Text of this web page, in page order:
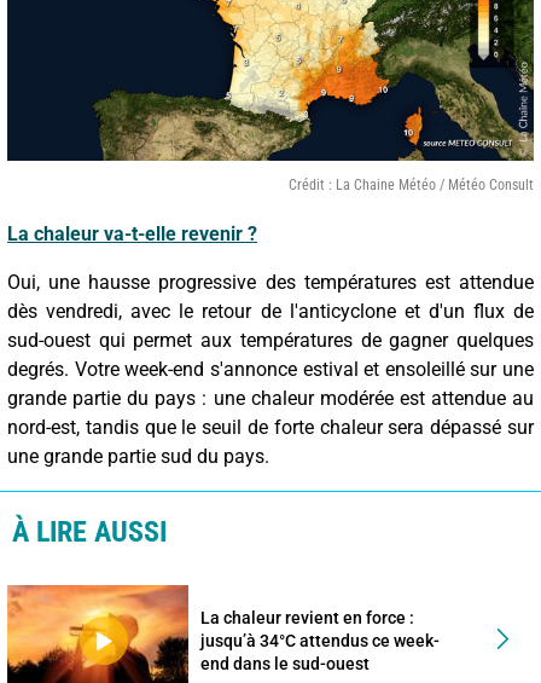
Crédit : La Chaine Météo / Météo Consult
La chaleur va-t-elle revenir ?
Oui, une hausse progressive des températures est attendue
dès vendredi, avec le retour de l'anticyclone et d'un flux de
sud-ouest qui permet aux températures de gagner quelques
degrés. Votre week-end s'annonce estival et ensoleillé sur une
grande partie du pays : une chaleur modérée est attendue au
nord-est, tandis que le seuil de forte chaleur sera dépassé sur
une grande partie sud du pays.
À LIRE AUSSI
La chaleur revient en force :
jusqu’à 34°C attendus ce week-
end dans le sud-ouest